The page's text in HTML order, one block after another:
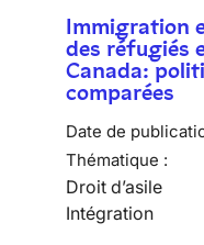
Immigration
des réfugiés
Canada:
comparées
Date de
Thématique :
Droit d’asile
Intégration